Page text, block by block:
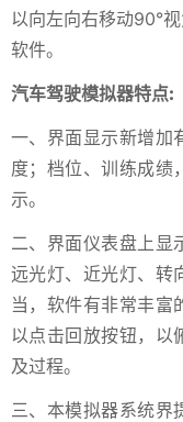
以向左向右移动90°
软件。
汽车驾驶模拟器特点:
一、界面显示新增加
度；档位、训练成绩
示。
二、界面仪表盘上显
远光灯、近光灯、转
当，软件有非常丰富
以点击回放按钮，以
及过程。
三、本模拟器系统界